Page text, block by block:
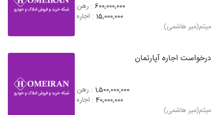
600,000,000 : رهن
15,000,000 : اجاره
میثم(میر هاشمی)
درخواست اجاره آپارتمان
1,500,000,000 : رهن
40,000,000 : اجاره
میثم(میر هاشمی)